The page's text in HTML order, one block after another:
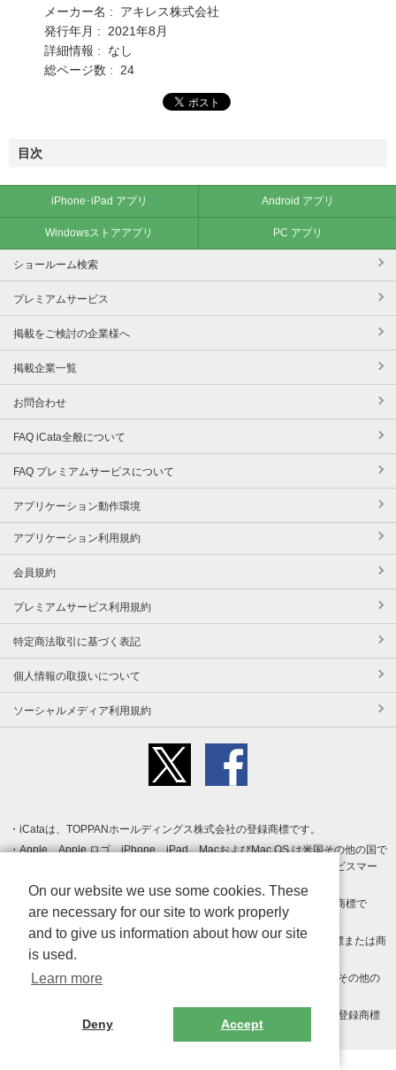
メーカー名 : アキレス株式会社
発行年月 : 2021年8月
詳細情報 : なし
総ページ数 : 24
目次
iPhone･iPad アプリ Android アプリ
Windowsストアアプリ PC アプリ
ショールーム検索
プレミアムサービス
掲載をご検討の企業様へ
掲載企業一覧
お問合わせ
FAQ iCata全般について
FAQ プレミアムサービスについて
アプリケーション動作環境
アプリケーション利用規約
会員規約
プレミアムサービス利用規約
特定商法取引に基づく表記
個人情報の取扱いについて
ソーシャルメディア利用規約
iCataは、TOPPANホールディングス株式会社の登録商標です。
Apple、Apple ロゴ、iPhone、iPad、MacおよびMac OS は米国その他の国で
登録された Apple Inc. の商標です。App Store は Apple Inc. のサービスマー
クです。
Android、Google Play および Google Play ロゴ は Google LLC の商標で
す。
Windows は Microsoft Inc.の米国およびその他の国における登録商標または商
標です。
Adobe、Adobe Reader、Adobe PDF は、Adobe Inc.の米国およびその他の
その他、記載されている会社名、商品名、ロゴは各社の商標または登録商標
On our website we use some cookies. These
are necessary for our site to work properly
and to give us information about how our site
is used.
Learn more
Deny Accept